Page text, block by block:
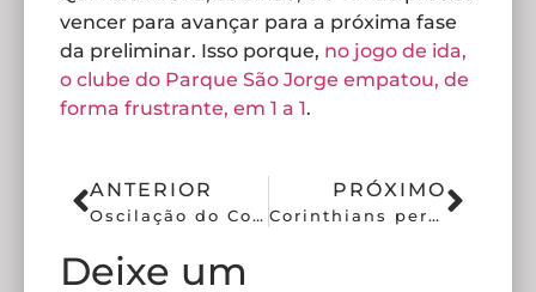
vencer para avançar para a próxima fase
da preliminar. Isso porque, no jogo de ida,
o clube do Parque São Jorge empatou, de
forma frustrante, em 1 a 1.
ANTERIOR
Oscilação do Corinthians vira preocupação em semana decisiva
PRÓXIMO
Corinthians perto de anunciar Angileri como primeiro reforço do ano
Deixe um